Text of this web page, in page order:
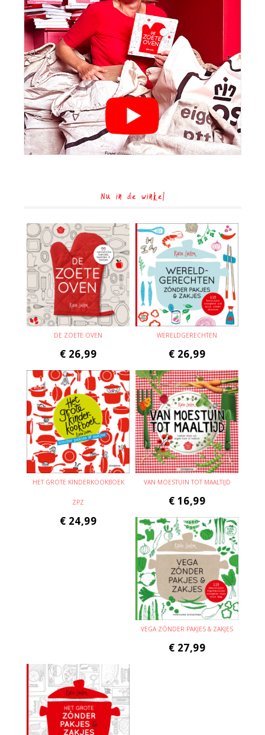
Nu in de winkel
DE ZOETE OVEN
€ 26,99
WERELDGERECHTEN
€ 26,99
HET GROTE KINDERKOOKBOEK
ZPZ
€ 24,99
VAN MOESTUIN TOT MAALTIJD
€ 16,99
VEGA ZÓNDER PAKJES & ZAKJES
€ 27,99